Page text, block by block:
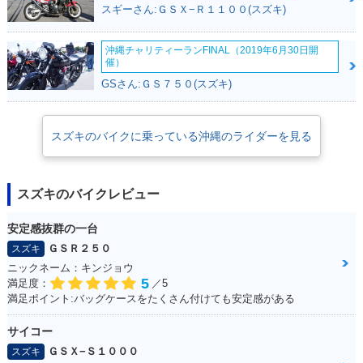
カラーチェンジ
新登場
スギーさん:ＧＳＸ−Ｒ１１００(スズキ)
沖縄チャリティーランFINAL（2019年6月30日開
催）
GSさん:ＧＳ７５０(スズキ)
スズキのバイクに乗っている沖縄のライダーを見る
スズキのバイクレビュー
安定感抜群の一台
スズキ
ＧＳＲ２５０
ニックネーム：キンジョウ
満足度：
5 ／5
満足ポイント:バッグケースをたくさん付けても安定感がある
サイコー
スズキ
ＧＳＸ−Ｓ１０００